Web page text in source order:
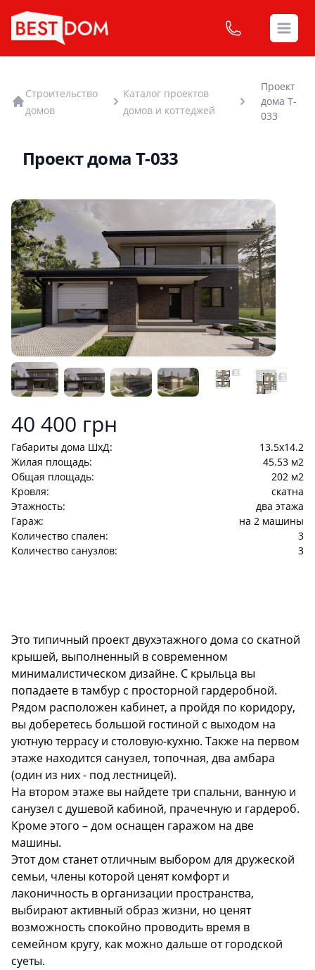
Строительство
домов
Каталог проектов
домов и коттеджей
Проект
дома T-
033
Проект дома T-033
Product information
40 400 грн
Габариты дома ШхД:
13.5x14.2
Жилая площадь:
45.53 м2
Общая площадь:
202 м2
Кровля:
cкатна
Этажность:
два этажа
Гараж:
на 2 машины
Количество спален:
3
Количество санузлов:
3
Description
Это типичный проект двухэтажного дома со скатной
крышей, выполненный в современном
минималистическом дизайне. С крыльца вы
попадаете в тамбур с просторной гардеробной.
Рядом расположен кабинет, а пройдя по коридору,
вы доберетесь большой гостиной с выходом на
уютную террасу и столовую-кухню. Также на первом
этаже находится санузел, топочная, два амбара
(один из них - под лестницей).
На втором этаже вы найдете три спальни, ванную и
санузел с душевой кабиной, прачечную и гардероб.
Кроме этого – дом оснащен гаражом на две
машины.
Этот дом станет отличным выбором для дружеской
семьи, члены которой ценят комфорт и
лаконичность в организации пространства,
выбирают активный образ жизни, но ценят
возможность спокойно проводить время в
семейном кругу, как можно дальше от городской
суеты.